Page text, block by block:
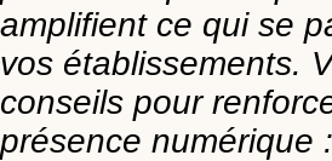
amplifient ce qui se
vos établissements.
conseils pour
présence numérique :